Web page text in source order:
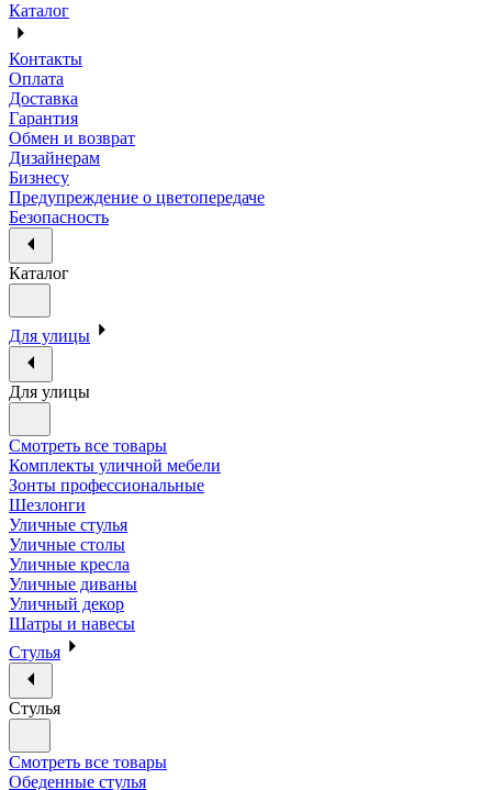
Каталог
Контакты
Оплата
Доставка
Гарантия
Обмен и возврат
Дизайнерам
Бизнесу
Предупреждение о цветопередаче
Безопасность
Каталог
Для улицы
Для улицы
Смотреть все товары
Комплекты уличной мебели
Зонты профессиональные
Шезлонги
Уличные стулья
Уличные столы
Уличные кресла
Уличные диваны
Уличный декор
Шатры и навесы
Стулья
Стулья
Смотреть все товары
Обеденные стулья